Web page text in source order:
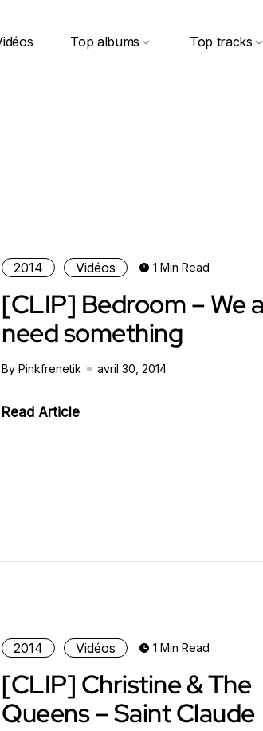
Top albums Top tracks
2014 Vidéos 1 Min Read
[CLIP] Bedroom – We
need something
By Pinkfrenetik avril 30, 2014
Read Article
2014 Vidéos 1 Min Read
[CLIP] Christine & The
Queens – Saint Claude